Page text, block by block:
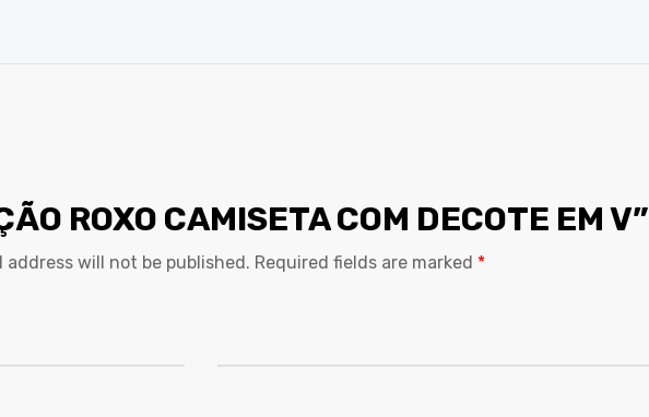
ROXO CAMISETA COM DECOTE EM V”
address will not be published. Required fields are marked *